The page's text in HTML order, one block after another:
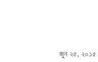
জুন ২৫, ২০১৫